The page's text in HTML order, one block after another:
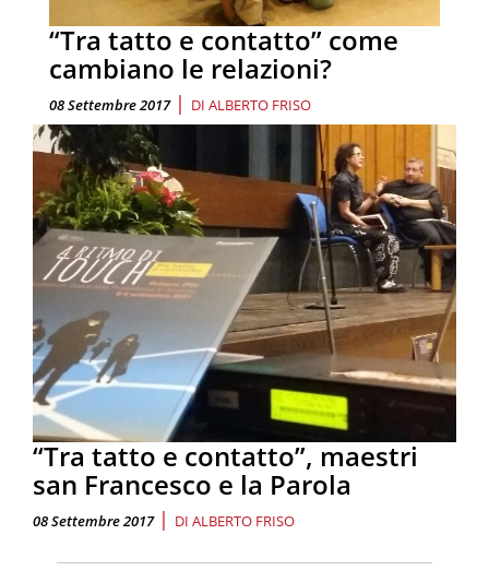
“Tra tatto e contatto” come
cambiano le relazioni?
08 Settembre 2017 | DI ALBERTO FRISO
“Tra tatto e contatto”, maestri
san Francesco e la Parola
08 Settembre 2017 | DI ALBERTO FRISO